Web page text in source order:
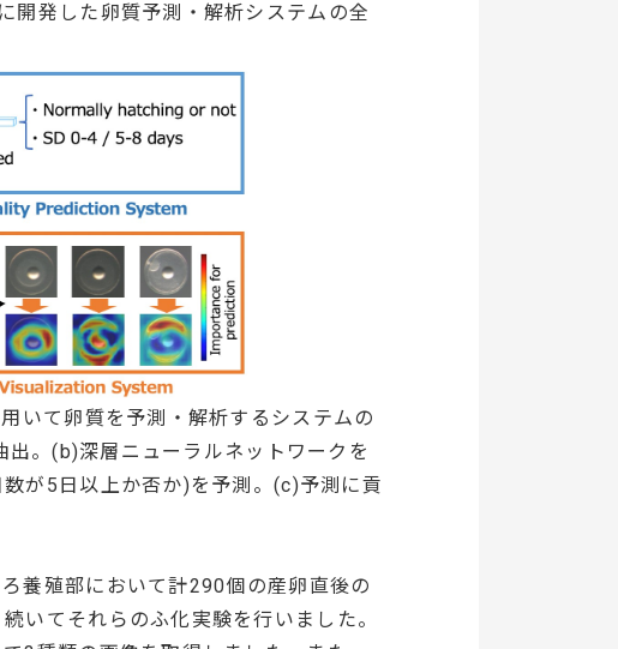
開発した卵質予測・解析システムの全
いて卵質を予測・解析するシステムの
。(b)深層ニューラルネットワークを
が5日以上か否か)を予測。(c)予測に貢
養殖部において計290個の産卵直後の
いてそれらのふ化実験を行いました。